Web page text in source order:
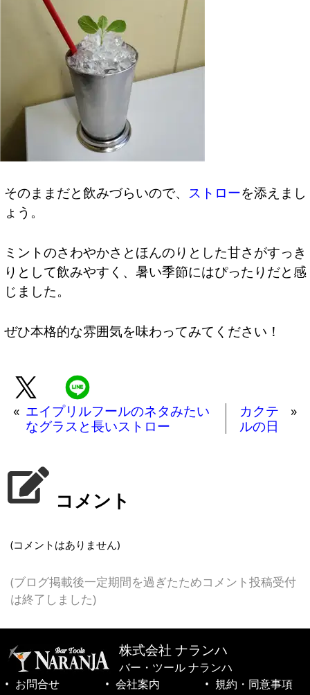
そのままだと飲みづらいので、 ストローを添えまし
ょう。
ミントのさわやかさとほんのりとした甘さがすっき
りとして飲みやすく、暑い季節にはぴったりだと感
じました。
ぜひ本格的な雰囲気を味わってみてください！
« エイプリルフールのネタみたい
なグラスと長いストロー
カクテ
ルの日
»
コメント
(コメントはありません)
(ブログ掲載後一定期間を過ぎたためコメント投稿受付
は終了しました)
株式会社 ナランハ
バー・ツール ナランハ
お問合せ
会社案内 規約・同意事項